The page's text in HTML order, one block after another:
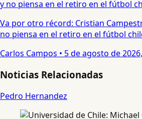
Va por otro récord: Cristian
no piensa en el retiro en el fútbol
Carlos Campos • 5 de agosto de
Noticias Relacionadas
Pedro Hernandez